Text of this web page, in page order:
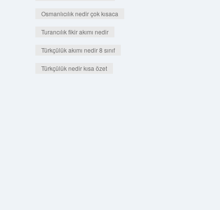
Osmanlıcılık nedir çok kısaca
Turancılık fikir akımı nedir
Türkçülük akımı nedir 8 sınıf
Türkçülük nedir kısa özet